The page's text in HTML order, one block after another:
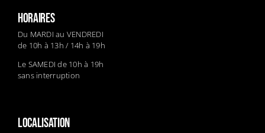
HORAIRES
Du MARDI au VENDREDI
de 10h à 13h / 14h à 19h
Le SAMEDI de 10h à 19h
sans interruption
LOCALISATION